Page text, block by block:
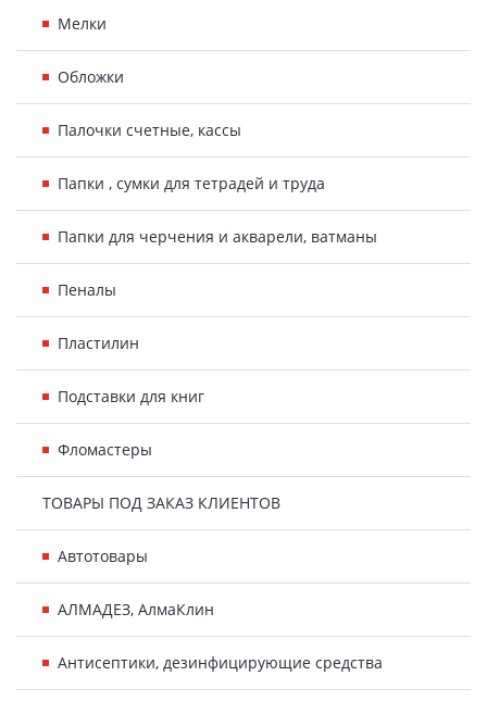
Мелки
Обложки
Палочки счетные, кассы
Папки , сумки для тетрадей и труда
Папки для черчения и акварели, ватманы
Пеналы
Пластилин
Подставки для книг
Фломастеры
ТОВАРЫ ПОД ЗАКАЗ КЛИЕНТОВ
Автотовары
АЛМАДЕЗ, АлмаКлин
Антисептики, дезинфицирующие средства